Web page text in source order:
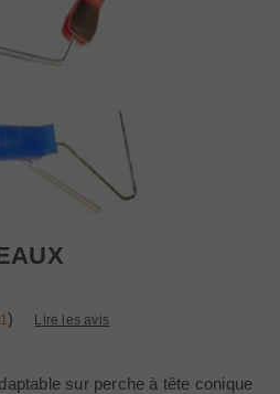
) Lire les avis
sur perche à tête conique